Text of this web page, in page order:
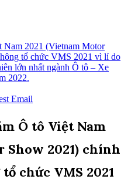
Email
Ô tô Việt Nam
Show 2021) chính
chức VMS 2021